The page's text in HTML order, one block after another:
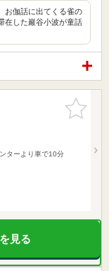
お伽話に出てくる雀の
在した巖谷小波が童話
お気に入
りに追加
ターより車で10分
見る